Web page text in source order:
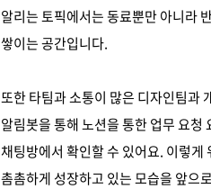
알리는 토픽에서는 동료뿐만 아니라
쌓이는 공간입니다.
또한 타팀과 소통이 많은 디자인팀과
알림봇을 통해 노션을 통한 업무 요청
채팅방에서 확인할 수 있어요. 이렇
촘촘하게 성장하고 있는 모습을 앞으